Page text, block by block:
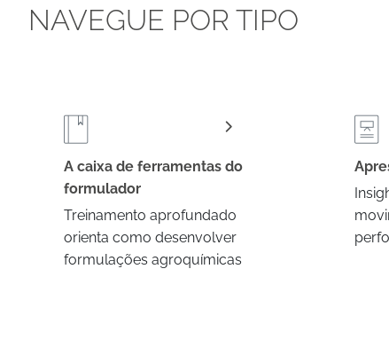
NAVEGUE POR TIPO
A caixa de ferramentas do
formulador
Treinamento aprofundado
orienta como desenvolver
formulações agroquímicas